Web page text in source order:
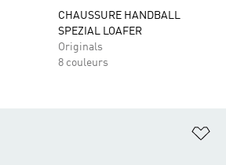
CHAUSSURE HANDBALL
SPEZIAL LOAFER
Originals
8 couleurs